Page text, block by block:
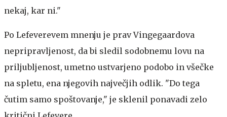
nekaj, kar ni."
Po Lefeverevem mnenju je prav Vingegaardova
nepripravljenost, da bi sledil sodobnemu lovu na
priljubljenost, umetno ustvarjeno podobo in všečke
na spletu, ena njegovih največjih odlik. "Do tega
čutim samo spoštovanje," je sklenil ponavadi zelo